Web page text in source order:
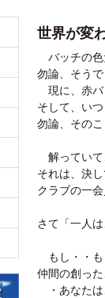
世界が変
バッチの色
勿論、そうで
現に、赤バ
そして、い
勿論、その
解っていて
それは、決
クラブの一
さて「一人
もし・・も
仲間の創っ
・あなたは